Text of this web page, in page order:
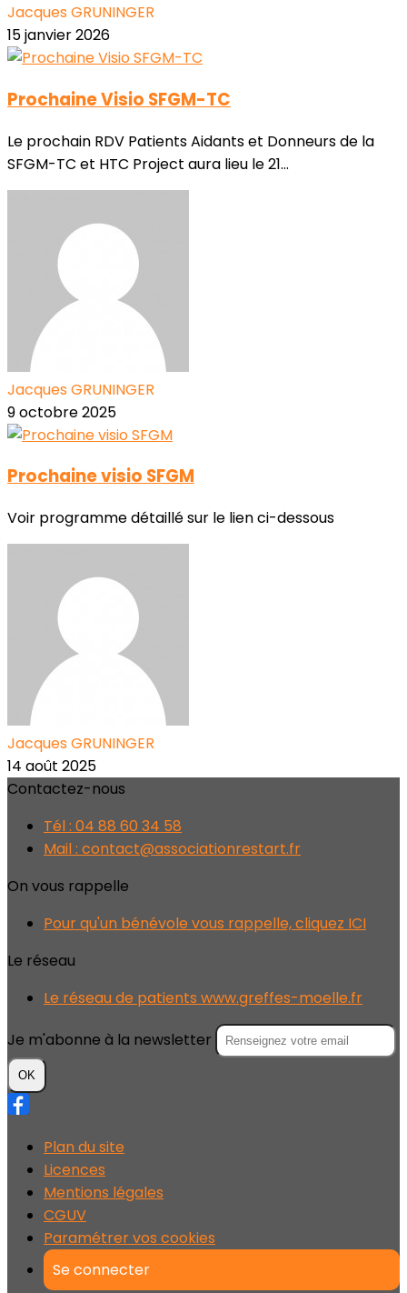
Jacques GRUNINGER
15 janvier 2026
Prochaine Visio SFGM-TC
Le prochain RDV Patients Aidants et Donneurs de la
SFGM-TC et HTC Project aura lieu le 21...
Jacques GRUNINGER
9 octobre 2025
Prochaine visio SFGM
Voir programme détaillé sur le lien ci-dessous
Jacques GRUNINGER
14 août 2025
Contactez-nous
Tél : 04 88 60 34 58
Mail : contact@associationrestart.fr
On vous rappelle
Pour qu'un bénévole vous rappelle, cliquez ICI
Le réseau
Le réseau de patients www.greffes-moelle.fr
Je m'abonne à la newsletter
OK
Plan du site
Licences
Mentions légales
CGUV
Paramétrer vos cookies
Se connecter